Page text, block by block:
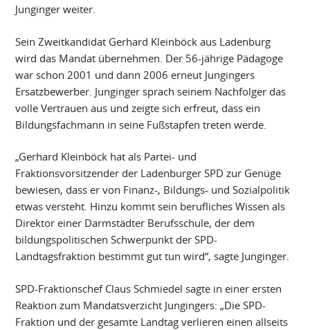
Junginger weiter.
Sein Zweitkandidat Gerhard Kleinböck aus Ladenburg
wird das Mandat übernehmen. Der 56-jährige Pädagoge
war schon 2001 und dann 2006 erneut Jungingers
Ersatzbewerber. Junginger sprach seinem Nachfolger das
volle Vertrauen aus und zeigte sich erfreut, dass ein
Bildungsfachmann in seine Fußstapfen treten werde.
„Gerhard Kleinböck hat als Partei- und
Fraktionsvorsitzender der Ladenburger SPD zur Genüge
bewiesen, dass er von Finanz-, Bildungs- und Sozialpolitik
etwas versteht. Hinzu kommt sein berufliches Wissen als
Direktor einer Darmstädter Berufsschule, der dem
bildungspolitischen Schwerpunkt der SPD-
Landtagsfraktion bestimmt gut tun wird“, sagte Junginger.
SPD-Fraktionschef Claus Schmiedel sagte in einer ersten
Reaktion zum Mandatsverzicht Jungingers: „Die SPD-
Fraktion und der gesamte Landtag verlieren einen allseits